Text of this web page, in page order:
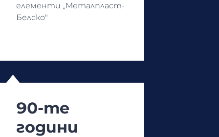
елементи „Металпласт-
Белско"
90-те
години